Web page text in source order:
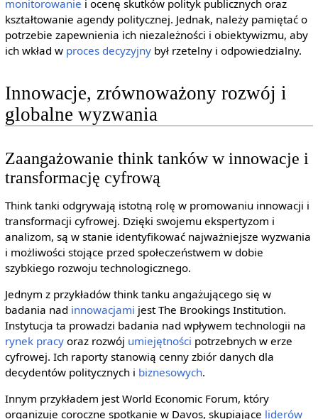
monitorowanie i ocenę skutków polityk publicznych oraz
kształtowanie agendy politycznej. Jednak, należy pamiętać o
potrzebie zapewnienia ich niezależności i obiektywizmu, aby
ich wkład w proces decyzyjnybył rzetelny i odpowiedzialny.
Innowacje, zrównoważony rozwój i
globalne wyzwania
Zaangażowanie think tanków w innowacje i
transformację cyfrową
Think tanki odgrywają istotną rolę w promowaniu innowacji i
transformacji cyfrowej. Dzięki swojemu ekspertyzom i
analizom, są w stanie identyfikować najważniejsze wyzwania
i możliwości stojące przed społeczeństwem w dobie
szybkiego rozwoju technologicznego.
Jednym z przykładów think tanku angażującego się w
badania nad innowacjami jest The Brookings Institution.
Instytucja ta prowadzi badania nad wpływem technologii na
rynek pracyoraz rozwój umiejętności potrzebnych w erze
cyfrowej. Ich raporty stanowią cenny zbiór danych dla
decydentów politycznych i biznesowych.
Innym przykładem jest World Economic Forum, który
organizuje coroczne spotkanie w Davos, skupiające liderów